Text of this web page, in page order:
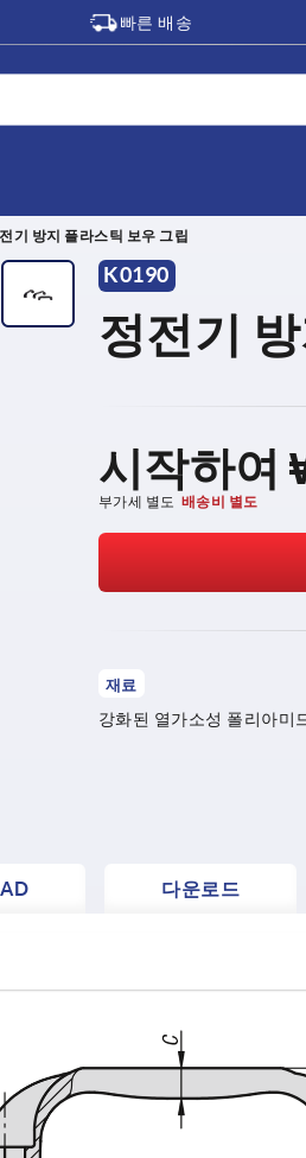
빠른 배송
기 방지 플라스틱 보우 그립
K0190
정전기
시작하여
부가세 별도 배송비 별도
재료
강화된 열가소성 폴리아미
다운로드